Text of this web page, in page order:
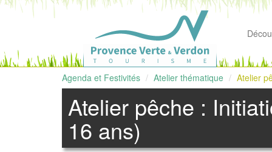
Agenda et Festivités Atelier thématique Atelier
Atelier pêche :
16 ans)